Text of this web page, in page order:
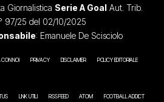
Giornalistica Serie A Goal Aut. Trib.
97/25 del 02/10/2025
: Emanuele De Scisciolo
NOI PRIVACY DISCLAIMER POLICY EDITORIALE
LINK UTILI RSS FEED ATOM FOOTBALL ADDICT